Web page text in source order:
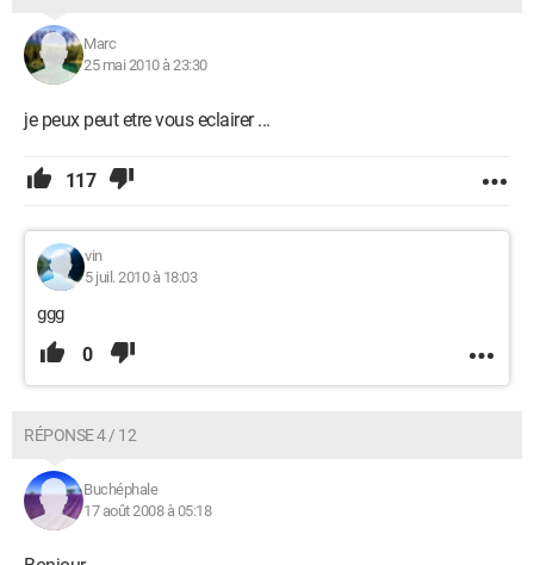
Marc
25 mai 2010 à 23:30
je peux peut etre vous eclairer ...
117
vin
5 juil. 2010 à 18:03
ggg
0
RÉPONSE 4 / 12
Buchéphale
17 août 2008 à 05:18